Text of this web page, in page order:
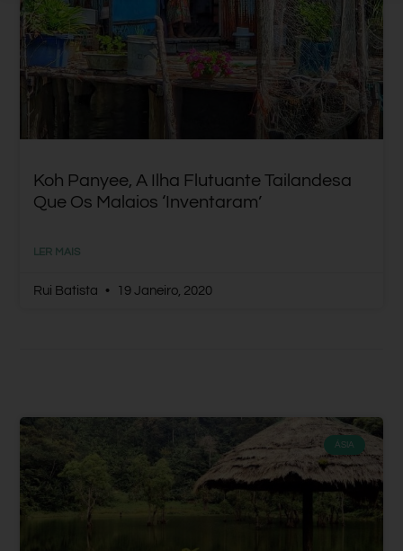
Koh Panyee, A Ilha Flutuante Tailandesa
Que Os Malaios ‘inventaram’
LER MAIS
Rui Batista 19 Janeiro, 2020
ÁSIA